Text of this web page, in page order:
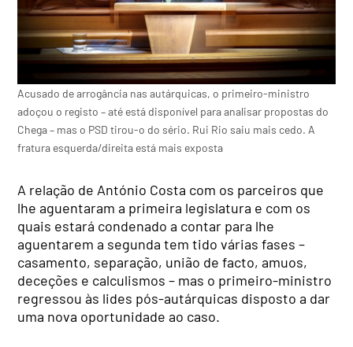
Acusado de arrogância nas autárquicas, o primeiro-ministro
adoçou o registo – até está disponível para analisar propostas do
Chega – mas o PSD tirou-o do sério. Rui Rio saiu mais cedo. A
fratura esquerda/direita está mais exposta
A relação de António Costa com os parceiros que
lhe aguentaram a primeira legislatura e com os
quais estará condenado a contar para lhe
aguentarem a segunda tem tido várias fases –
casamento, separação, união de facto, amuos,
deceções e calculismos – mas o primeiro-ministro
regressou às lides pós-autárquicas disposto a dar
uma nova oportunidade ao caso.